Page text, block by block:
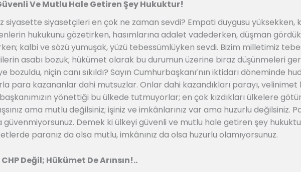
Ve Mutlu Hale Getiren Şey Hukuktur!
siyasette siyasetçileri en çok ne zaman sevdi? Empati duygusu yüksekken,
hukukunu gözetirken, hasımlarına adalet vadederken, düşman
kalbi ve sözü yumuşak, yüzü tebessümlüyken sevdi. Bizim milletimiz
asabı bozuk; hükümet olarak bu durumun üzerine biraz düşünmeleri
bozuldu, niçin canı sıkıldı? Sayın Cumhurbaşkanı’nın iktidarı döneminde
para kazananlar dahi mutsuzlar. Onlar dahi kazandıkları parayı, velinimet
yönettiği bu ülkede tutmuyorlar; en çok kızdıkları ülkelere
ama mutlu değilsiniz; işiniz ve imkânlarınız var ama huzurlu değilsiniz.
Demek ki ülkeyi güvenli ve mutlu hale getiren şey
paranız da olsa mutlu, imkânınız da olsa huzurlu olamıyorsunuz.
Değil; Hükümet De Arınsın!..